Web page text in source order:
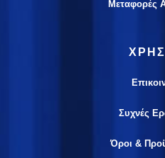
Μεταφορές
Συχνές
Όροι &